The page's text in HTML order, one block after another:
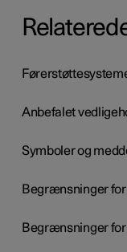
Anbefalet
Symboler og
Begrænsninger
Begrænsninger